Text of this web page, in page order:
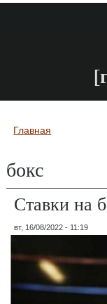
Вы здесь
Главная
бокс
Ставки на
вт, 16/08/2022 - 11:19